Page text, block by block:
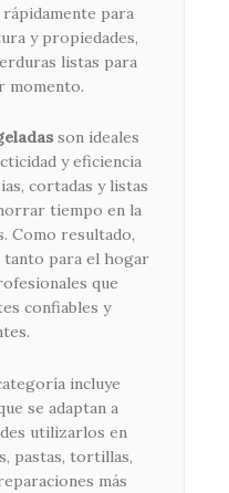
para
y propiedades,
listas para
momento.
son ideales
y eficiencia
cortadas y listas
tiempo en la
Como resultado,
tanto para el hogar
que
confiables y
incluye
se adaptan a
utilizarlos en
pastas, tortillas,
más